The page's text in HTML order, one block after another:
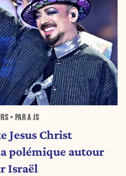
• PAR A JS
Jesus Christ
polémique autour
Israël